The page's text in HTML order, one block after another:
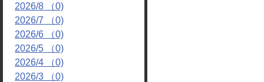
2026/8 （0)
2026/7 （0)
2026/6 （0)
2026/5 （0)
2026/4 （0)
2026/3 （0)